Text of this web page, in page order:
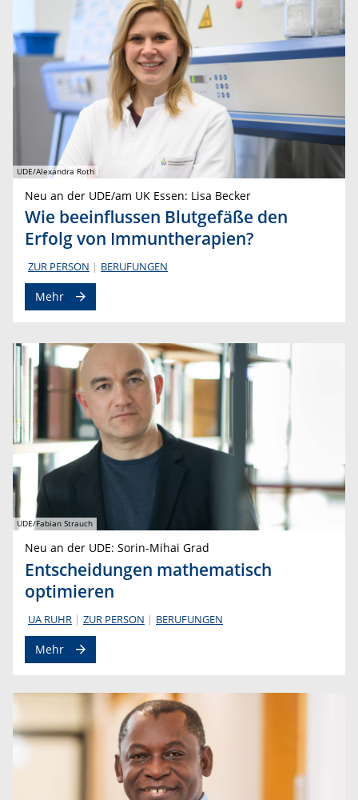
UDE/Alexandra Roth
Neu an der UDE/am UK Essen: Lisa Becker
Wie beeinflussen Blutgefäße den
Erfolg von Immuntherapien?
ZUR PERSON BERUFUNGEN
Mehr
UDE/Fabian Strauch
Neu an der UDE: Sorin-Mihai Grad
Entscheidungen mathematisch
optimieren
UA RUHR ZUR PERSON BERUFUNGEN
Mehr